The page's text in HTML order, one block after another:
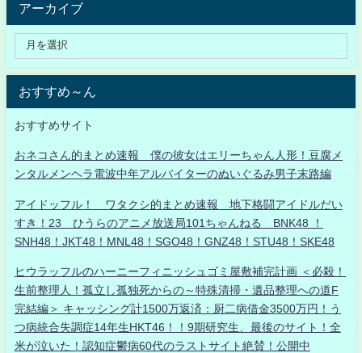
アーカイブ
おすすめ～ん
おすすめサイト
おネコさん的まとめ速報 僕の彼女はエリーちゃん人形！豆腐メ
ンタルメンヘラ電波中年アルバイターのぬいぐるみ男子末路編
アイドッフル！ ワタクシ的まとめ速報 地下格闘アイドルだい
すき！23 ひうらのアニメ放送局101ちゃんねる BNK48 ！
SNH48！JKT48！MNL48！SGO48！GNZ48！STU48！SKE48
ヒウラッフルのハーニーフィニッシュゴミ屋敷補完計画 ＜必殺！
生前整理人！孤立し孤独死からの～特殊清掃・遺品整理への道F
完結編＞ キャッシング計1500万返済：厨二病借金3500万円！う
つ病統合失調症14年生HKT46！！9期研究生、最後のサイト！全
米が泣いた！認知症鬱病60代のラストサイト絶賛！公開中